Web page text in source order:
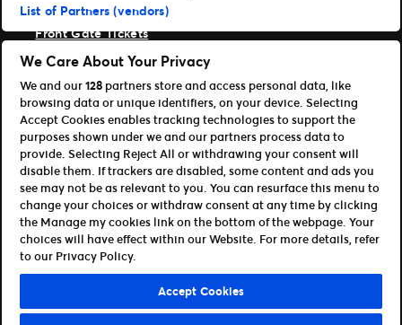
Ticketmaster
Front Gate Tickets
Universe
Verbessere
Partner
Platform Übersicht öffnen
Partner & Vertriebspartner
Entwickler (APIs und SDKs)
Allgemeinen Geschäftsbedingungen
DatenschutzerklärungCookie-Richtlinie
Meine Cookies und Anzeigeneinstellungen verwalten
Germany
List of Partners (vendors)
We Care About Your Privacy
We and our128 partners store and access personal data, like
browsing data or unique identifiers, on your device. Selecting
Accept Cookies enables tracking technologies to support the
purposes shown under we and our partners process data to
provide. Selecting Reject All or withdrawing your consent will
disable them. If trackers are disabled, some content and ads you
see may not be as relevant to you. You can resurface this menu to
change your choices or withdraw consent at any time by clicking
the Manage my cookies link on the bottom of the webpage. Your
choices will have effect within our Website. For more details, refer
to our Privacy Policy.
Accept Cookies